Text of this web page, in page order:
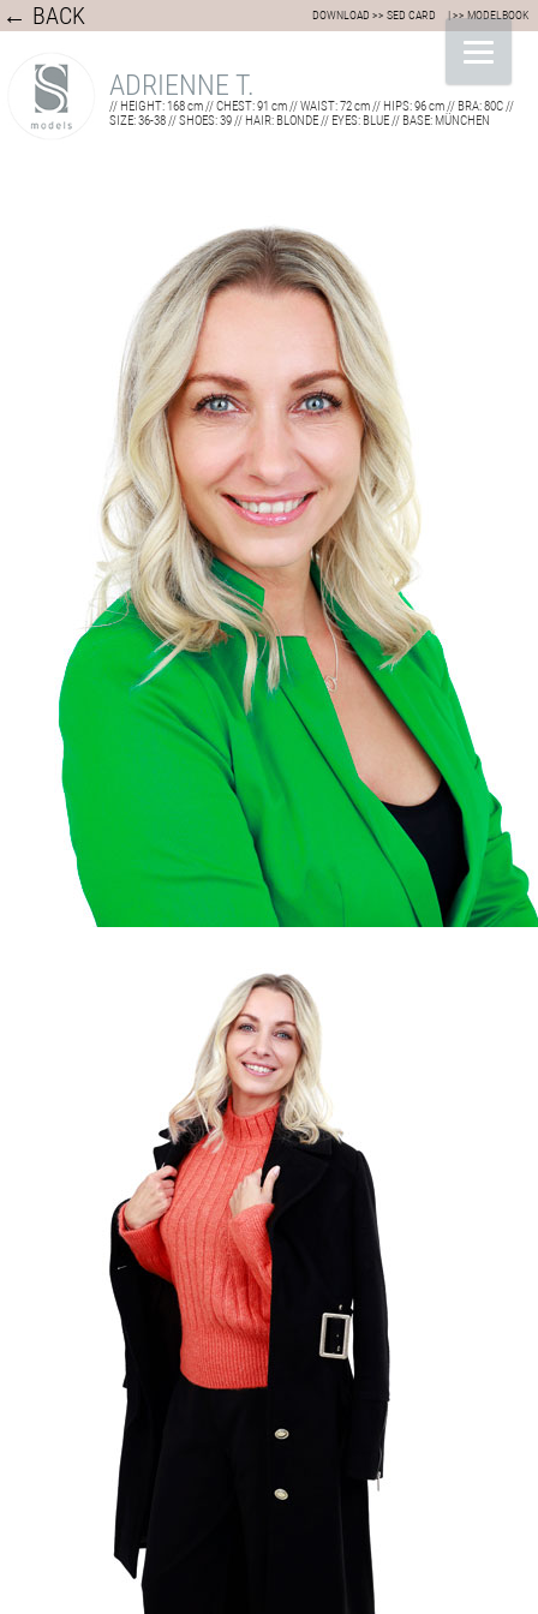
← BACK | >> MODELBOOK
DOWNLOAD >> SED CARD
ADRIENNE T.
// HEIGHT: 168 cm // CHEST: 91 cm // WAIST: 72 cm // HIPS: 96 cm // BRA: 80C //
SIZE: 36-38 // SHOES: 39 // HAIR: BLONDE // EYES: BLUE // BASE: MÜNCHEN